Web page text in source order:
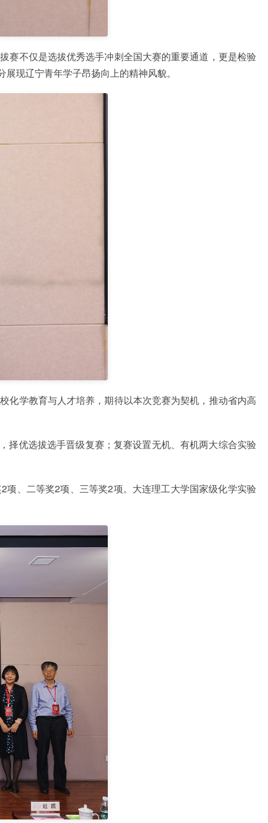
赛不仅是选拔优秀选手冲刺全国大赛的重要通道，更是检验
现辽宁青年学子昂扬向上的精神风貌。
化学教育与人才培养，期待以本次竞赛为契机，推动省内高
择优选拔选手晋级复赛；复赛设置无机、有机两大综合实验
、二等奖2项、三等奖2项。大连理工大学国家级化学实验